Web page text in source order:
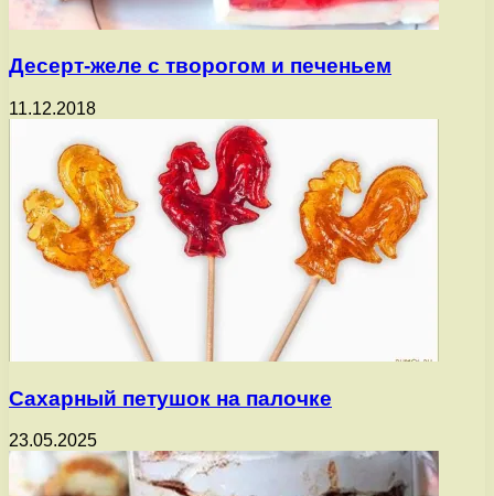
Десерт-желе с творогом и печеньем
11.12.2018
Сахарный петушок на палочке
23.05.2025